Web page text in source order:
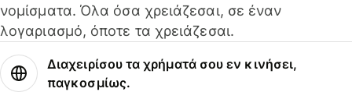
νομίσματα. Όλα όσα χρειάζεσαι, σε έναν
λογαριασμό, όποτε τα χρειάζεσαι.
Διαχειρίσου τα χρήματά σου εν κινήσει,
παγκοσμίως.